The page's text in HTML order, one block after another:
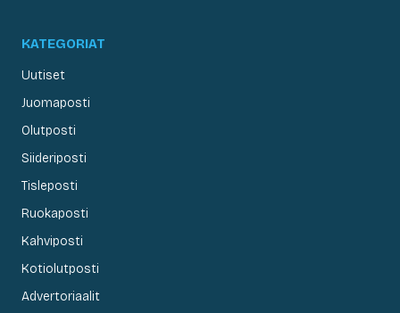
KATEGORIAT
Uutiset
Juomaposti
Olutposti
Siideriposti
Tisleposti
Ruokaposti
Kahviposti
Kotiolutposti
Advertoriaalit